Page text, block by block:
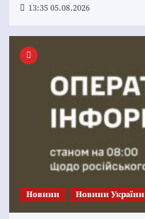
13:35 05.08.2026
Новини Новини України